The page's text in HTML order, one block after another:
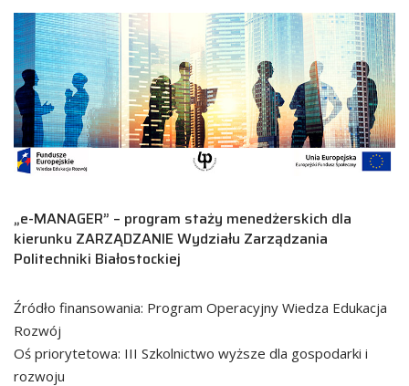
„e-MANAGER” – program staży menedżerskich dla
kierunku ZARZĄDZANIE Wydziału Zarządzania
Politechniki Białostockiej
Źródło finansowania: Program Operacyjny Wiedza Edukacja
Rozwój
Oś priorytetowa: III Szkolnictwo wyższe dla gospodarki i
rozwoju